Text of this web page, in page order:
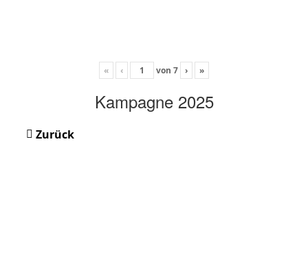
« ‹ von 7 › »
Kampagne 2025
Zurück